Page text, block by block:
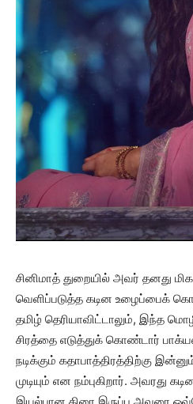
சினிமாத் துறையில் அவர் தனது
வெளிப்படுத்த கடின உழைப்பைக்
தமிழ் தெரியாவிட்டாலும், இந்த
சிரத்தை எடுத்துக் கொண்டார்
நடிக்கும் கதாபாத்திரத்திற்கு
முடியும் என நம்புகிறார். அவரது